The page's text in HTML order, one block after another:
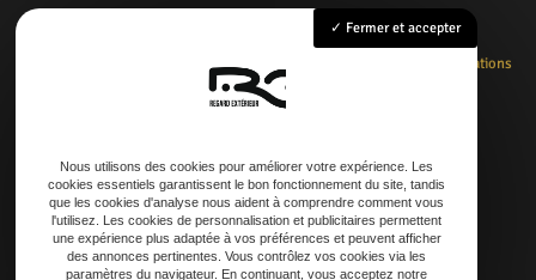
Entretien
Nos réalisations
Contact
Adresse
21 AVENUE DE LAOUADIE, 40600 Biscarrosse
Fermer et accepter
Nous utilisons des cookies pour améliorer votre expérience. Les
cookies essentiels garantissent le bon fonctionnement du site, tandis
que les cookies d'analyse nous aident à comprendre comment vous
l'utilisez. Les cookies de personnalisation et publicitaires permettent
une expérience plus adaptée à vos préférences et peuvent afficher
des annonces pertinentes. Vous contrôlez vos cookies via les
paramètres du navigateur. En continuant, vous acceptez notre